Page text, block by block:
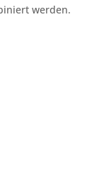
werden.